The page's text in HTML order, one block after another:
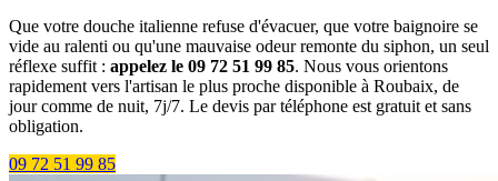
Que votre douche italienne refuse d'évacuer, que votre baignoire se
vide au ralenti ou qu'une mauvaise odeur remonte du siphon, un seul
réflexe suffit : appelez le 09 72 51 99 85. Nous vous orientons
rapidement vers l'artisan le plus proche disponible à Roubaix, de
jour comme de nuit, 7j/7. Le devis par téléphone est gratuit et sans
obligation.
09 72 51 99 85